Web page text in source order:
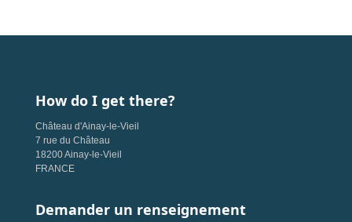
How do I get there?
Château d'Ainay-le-Vieil
7 rue du Château
18200 Ainay-le-Vieil
FRANCE
Demander un renseignement